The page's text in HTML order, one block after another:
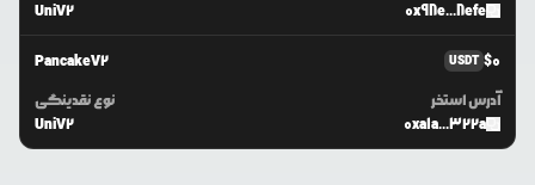
UniV2
0x98e...8efe
PancakeV2 USDT $0
نوع نقدینگی
UniV2
آدرس استخر
0xa1a...322a